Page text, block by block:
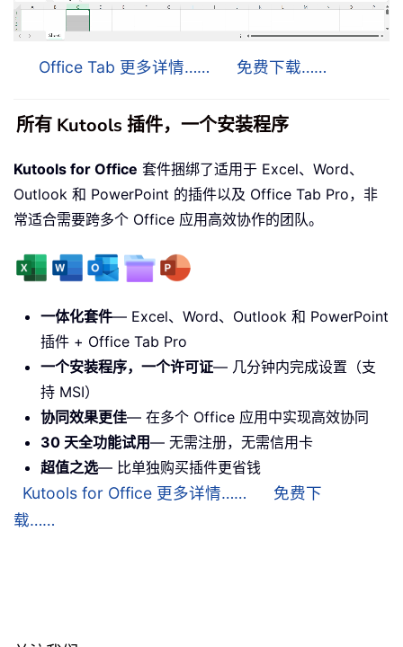
Office Tab 更多详情…… 免费下载……
所有 Kutools 插件，一个安装程序
Kutools for Office 套件捆绑了适用于 Excel、Word、
Outlook 和 PowerPoint 的插件以及 Office Tab Pro，非
常适合需要跨多个 Office 应用高效协作的团队。
一体化套件— Excel、Word、Outlook 和 PowerPoint
插件 + Office Tab Pro
一个安装程序，一个许可证— 几分钟内完成设置（支
持 MSI）
协同效果更佳— 在多个 Office 应用中实现高效协同
30 天全功能试用— 无需注册，无需信用卡
超值之选— 比单独购买插件更省钱
Kutools for Office 更多详情……
免费下
载……